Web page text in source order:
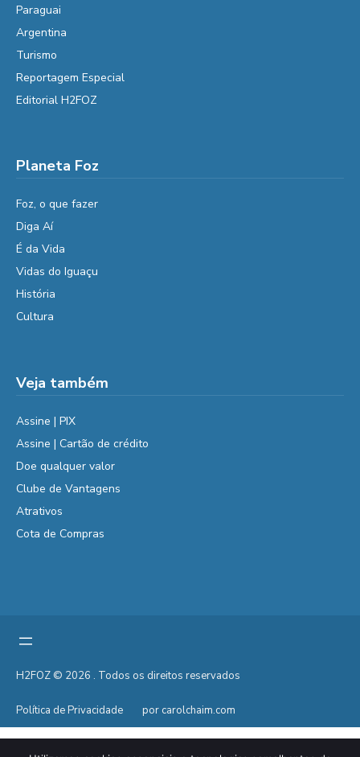
Paraguai
Argentina
Turismo
Reportagem Especial
Editorial H2FOZ
Planeta Foz
Foz, o que fazer
Diga Aí
É da Vida
Vidas do Iguaçu
História
Cultura
Veja também
Assine | PIX
Assine | Cartão de crédito
Doe qualquer valor
Clube de Vantagens
Atrativos
Cota de Compras
H2FOZ © 2026 . Todos os direitos reservados
Política de Privacidade por carolchaim.com